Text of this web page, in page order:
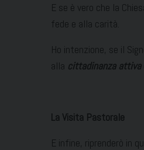
E se è vero che la
fede e alla carità.
Ho intenzione, se il
alla cittadinanza attiva
La Visita Pastorale
E infine, riprenderò in